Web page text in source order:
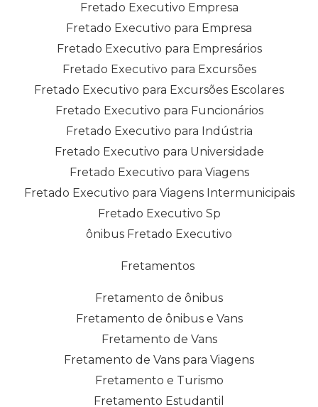
Fretado Executivo Empresa
Fretado Executivo para Empresa
Fretado Executivo para Empresários
Fretado Executivo para Excursões
Fretado Executivo para Excursões Escolares
Fretado Executivo para Funcionários
Fretado Executivo para Indústria
Fretado Executivo para Universidade
Fretado Executivo para Viagens
Fretado Executivo para Viagens Intermunicipais
Fretado Executivo Sp
ônibus Fretado Executivo
Fretamentos
Fretamento de ônibus
Fretamento de ônibus e Vans
Fretamento de Vans
Fretamento de Vans para Viagens
Fretamento e Turismo
Fretamento Estudantil